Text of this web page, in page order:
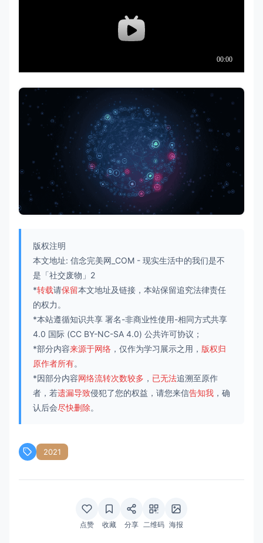
版权注明
本文地址: 信念完美网_COM - 现实生活中的我们是不
是「社交废物」2
*转载请保留本文地址及链接，本站保留追究法律责任
的权力。
*本站遵循知识共享 署名-非商业性使用-相同方式共享
4.0 国际 (CC BY-NC-SA 4.0) 公共许可协议；
*部分内容来源于网络 ，仅作为学习展示之用， 版权归
原作者所有。
*因部分内容网络流转次数较多 ， 已无法追溯至原作
者，若遗漏导致侵犯了您的权益，请您来信告知我 ，确
认后会尽快删除。
2021
点赞 收藏 分享 二维码 海报